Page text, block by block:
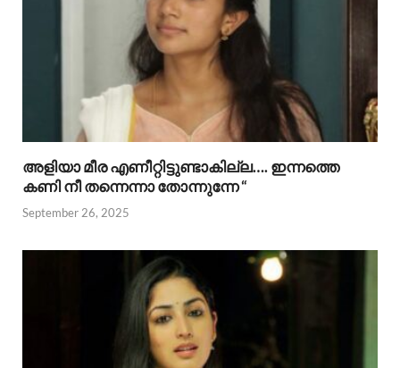
അളിയാ മീര എണീറ്റിട്ടുണ്ടാകില്ല…. ഇന്നത്തെ
കണി നീ തന്നെന്നാ തോന്നുന്നേ “
September 26, 2025